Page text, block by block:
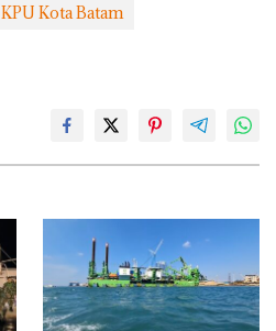
KPU Kota Batam